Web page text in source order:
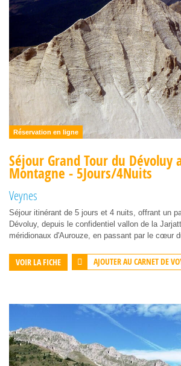
Réservation en ligne
Séjour Grand Tour du Dévoluy
Montagne - 5Jours/4Nuits
Veynes
Séjour itinérant de 5 jours et 4 nuits, offrant un
Dévoluy, depuis le confidentiel vallon de la
méridionaux d'Aurouze, en passant par le cœur
VOIR LA FICHE AJOUTER AU CARNET DE